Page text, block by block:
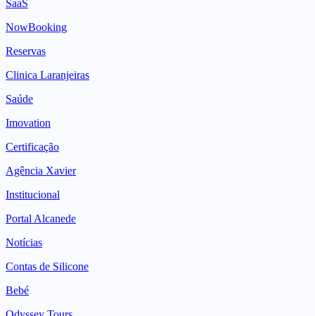
SaaS
NowBooking
Reservas
Clinica Laranjeiras
Saúde
Imovation
Certificação
Agência Xavier
Institucional
Portal Alcanede
Notícias
Contas de Silicone
Bebé